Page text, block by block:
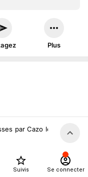
Plus
par Cazo le 7 Juillet
Suivis Se connecter